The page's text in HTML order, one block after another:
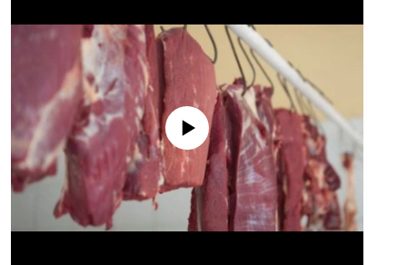
No media source currently available